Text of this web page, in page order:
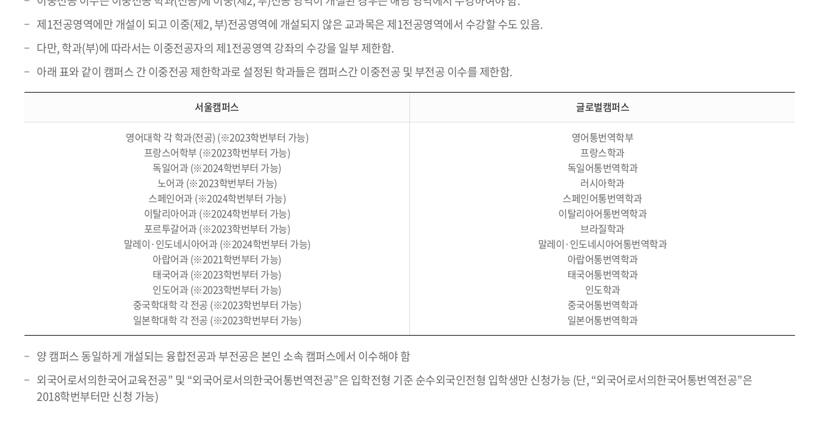
제1전공영역에만 개설이 되고 이중(제2, 부)전공영역에 개설되지 않은 교과목은 제1전공영역에서 수강할 수도 있음.
다만, 학과(부)에 따라서는 이중전공자의 제1전공영역 강좌의 수강을 일부 제한함.
아래 표와 같이 캠퍼스 간 이중전공 제한학과로 설정된 학과들은 캠퍼스간 이중전공 및 부전공 이수를 제한함.
서울캠퍼스 글로벌캠퍼스
영어대학 각 학과(전공) (※2023학번부터 가능)
프랑스어학부 (※2023학번부터 가능)
독일어과 (※2024학번부터 가능)
노어과 (※2023학번부터 가능)
스페인어과 (※2024학번부터 가능)
이탈리아어과 (※2024학번부터 가능)
포르투갈어과 (※2023학번부터 가능)
말레이·인도네시아어과 (※2024학번부터 가능)
아랍어과 (※2021학번부터 가능)
태국어과 (※2023학번부터 가능)
인도어과 (※2023학번부터 가능)
중국학대학 각 전공 (※2023학번부터 가능)
일본학대학 각 전공 (※2023학번부터 가능)
영어통번역학부
프랑스학과
독일어통번역학과
러시아학과
스페인어통번역학과
이탈리아어통번역학과
브라질학과
말레이·인도네시아어통번역학과
아랍어통번역학과
태국어통번역학과
인도학과
중국어통번역학과
일본어통번역학과
양 캠퍼스 동일하게 개설되는 융합전공과 부전공은 본인 소속 캠퍼스에서 이수해야 함
외국어로서의한국어교육전공” 및 “외국어로서의한국어통번역전공”은 입학전형 기준 순수외국인전형 입학생만 신청가능 (단, “외국어로서의한국어통번역전공”은
2018학번부터만 신청 가능)